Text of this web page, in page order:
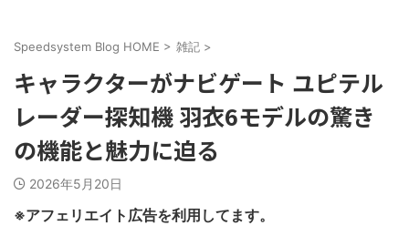
Speedsystem Blog HOME > 雑記 >
キャラクターがナビゲート ユピテル
レーダー探知機 羽衣6モデルの驚き
の機能と魅力に迫る
2026年5月20日
※アフェリエイト広告を利用してます。